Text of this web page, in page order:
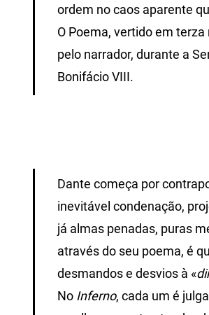
ordem no caos aparente
O Poema, vertido em
pelo narrador, durante a
Bonifácio VIII.
Dante começa por
inevitável condenação,
já almas penadas, puras
através do seu poema, é
desmandos e desvios à «
No Inferno, cada um é